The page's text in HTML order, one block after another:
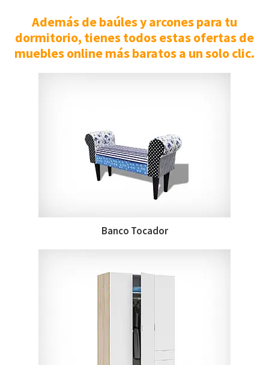
Además de baúles y arcones para tu
dormitorio, tienes todos estas ofertas de
muebles online más baratos a un solo clic.
Banco Tocador